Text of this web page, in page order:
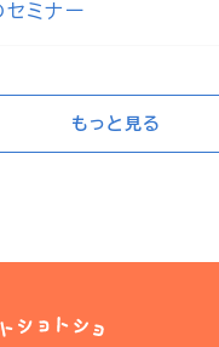
ミナー
もっと見る